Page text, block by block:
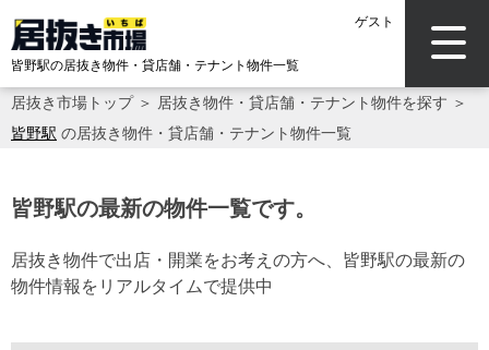
ゲスト
皆野駅の居抜き物件・貸店舗・テナント物件一覧
居抜き市場トップ＞ 居抜き物件・貸店舗・テナント物件を探す ＞
皆野駅 の居抜き物件・貸店舗・テナント物件一覧
皆野駅の最新の物件一覧です。
居抜き物件で出店・開業をお考えの方へ、皆野駅の最新の
物件情報をリアルタイムで提供中